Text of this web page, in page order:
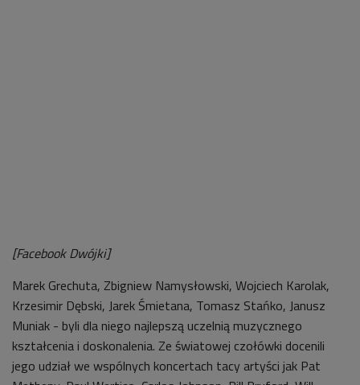
[Facebook Dwójki]
Marek Grechuta, Zbigniew Namysłowski, Wojciech Karolak,
Krzesimir Dębski, Jarek Śmietana, Tomasz Stańko, Janusz
Muniak - byli dla niego najlepszą uczelnią muzycznego
kształcenia i doskonalenia. Ze światowej czołówki docenili
jego udział we wspólnych koncertach tacy artyści jak Pat